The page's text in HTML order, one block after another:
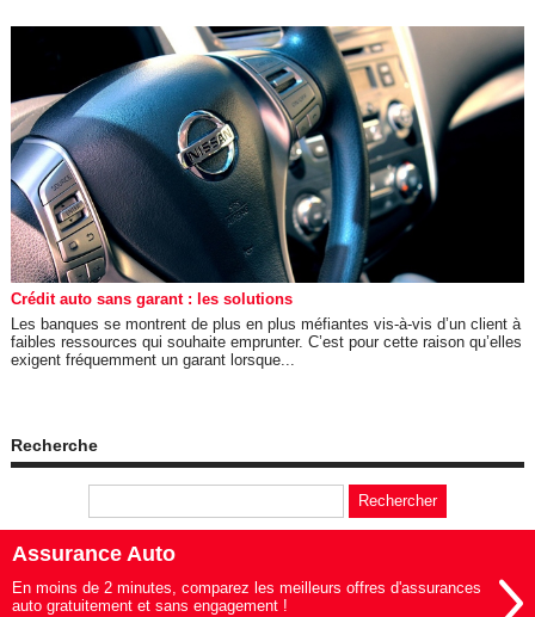
Crédit auto sans garant : les solutions
Les banques se montrent de plus en plus méfiantes vis-à-vis d’un client à
faibles ressources qui souhaite emprunter. C’est pour cette raison qu’elles
exigent fréquemment un garant lorsque...
Recherche
Assurance Auto
En moins de 2 minutes, comparez les meilleurs offres d'assurances
auto gratuitement et sans engagement !